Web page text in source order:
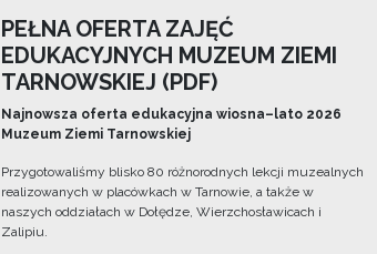
PEŁNA OFERTA ZAJĘĆ
EDUKACYJNYCH MUZEUM ZIEMI
TARNOWSKIEJ (PDF)
Najnowsza oferta edukacyjna wiosna–lato 2026
Muzeum Ziemi Tarnowskiej
Przygotowaliśmy blisko 80 różnorodnych lekcji muzealnych
realizowanych w placówkach w Tarnowie, a także w
naszych oddziałach w Dołędze, Wierzchosławicach i
Zalipiu.